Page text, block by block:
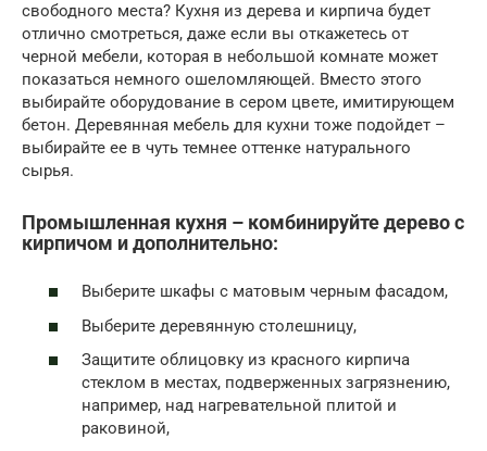
свободного места? Кухня из дерева и кирпича будет
отлично смотреться, даже если вы откажетесь от
черной мебели, которая в небольшой комнате может
показаться немного ошеломляющей. Вместо этого
выбирайте оборудование в сером цвете, имитирующем
бетон. Деревянная мебель для кухни тоже подойдет –
выбирайте ее в чуть темнее оттенке натурального
сырья.
Промышленная кухня – комбинируйте дерево с
кирпичом и дополнительно:
Выберите шкафы с матовым черным фасадом,
Выберите деревянную столешницу,
Защитите облицовку из красного кирпича
стеклом в местах, подверженных загрязнению,
например, над нагревательной плитой и
раковиной,